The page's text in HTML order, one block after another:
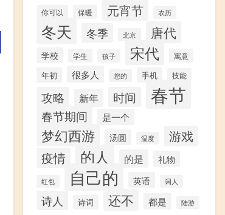
你可以 保暖 元宵节 农历
冬天 冬季 北京 唐代
学校 学生 孩子 宋代 寓意
年初 很多人 您的 手机 技能
攻略 新年 时间 春节
春节期间 是一个
梦幻西游 汤圆 温度
游戏
疫情
的人 的是 礼物
红包 自己的 英语 词人
诗人 诗词 还不 都是 陆游